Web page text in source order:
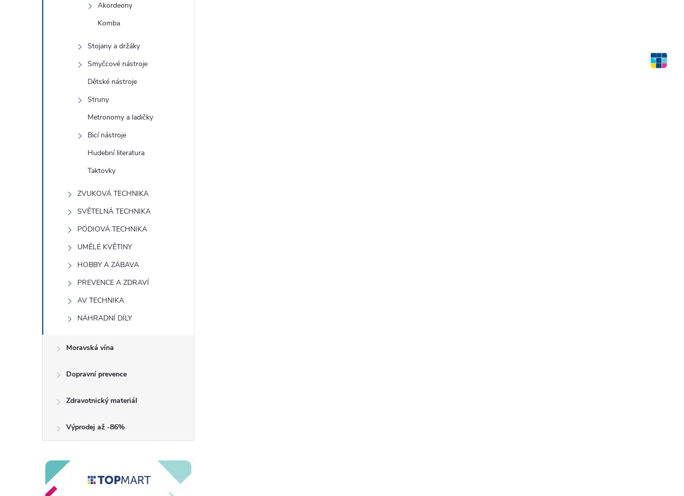
Akordeony
Komba
Stojany a držáky
Smyčcové nástroje
Dětské nástroje
Struny
Metronomy a ladičky
Bicí nástroje
Hudební literatura
Taktovky
ZVUKOVÁ TECHNIKA
SVĚTELNÁ TECHNIKA
PÓDIOVÁ TECHNIKA
UMĚLÉ KVĚTINY
HOBBY A ZÁBAVA
PREVENCE A ZDRAVÍ
AV TECHNIKA
NÁHRADNÍ DÍLY
Moravská vína
Dopravní prevence
Zdravotnický materiál
Výprodej až -86%